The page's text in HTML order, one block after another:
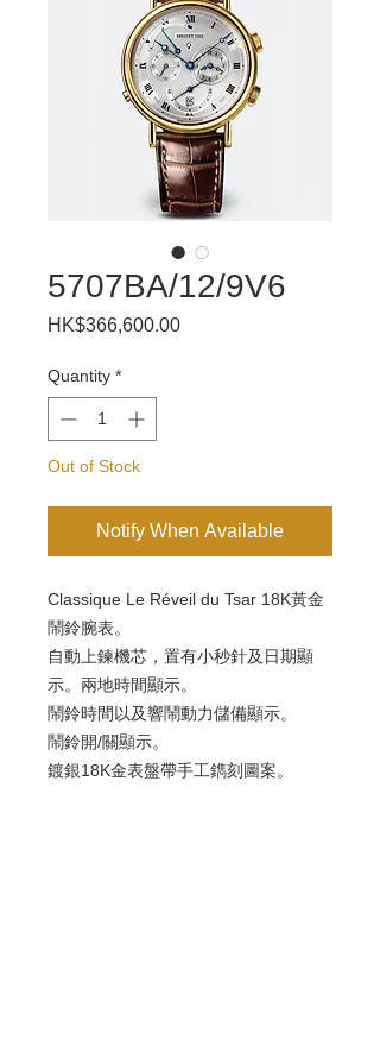
5707BA/12/9V6
HK$366,600.00Price
Quantity *
Out of Stock
Notify When Available
Classique Le Réveil du Tsar 18K黃金
鬧鈴腕表。
自動上鍊機芯，置有小秒針及日期顯
示。兩地時間顯示。
鬧鈴時間以及響鬧動力儲備顯示。
鬧鈴開/關顯示。
鍍銀18K金表盤帶手工鐫刻圖案。